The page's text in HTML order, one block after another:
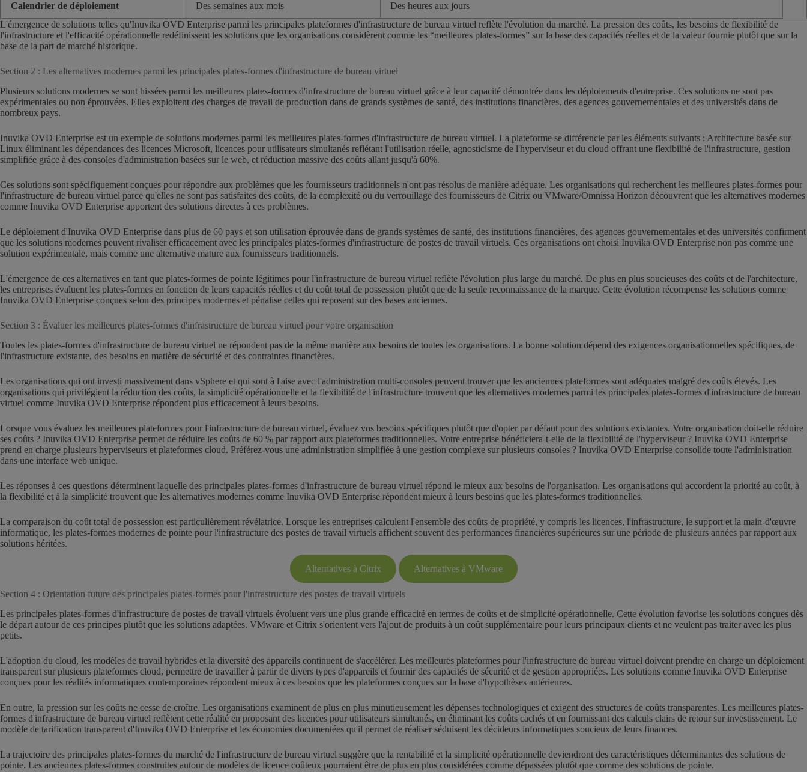
Calendrier de déploiement Des semaines aux mois
Des heures aux jours
L'émergence de solutions telles qu'Inuvika OVD Enterprise parmi les principales plateformes d'infrastructure de bureau virtuel reflète l'évolution du marché. La pression des coûts, les besoins de flexibilité de
l'infrastructure et l'efficacité opérationnelle redéfinissent les solutions que les organisations considèrent comme les “meilleures plates-formes” sur la base des capacités réelles et de la valeur fournie plutôt que sur la
base de la part de marché historique.
Section 2 : Les alternatives modernes parmi les principales plates-formes d'infrastructure de bureau virtuel
Plusieurs solutions modernes se sont hissées parmi les meilleures plates-formes d'infrastructure de bureau virtuel grâce à leur capacité démontrée dans les déploiements d'entreprise. Ces solutions ne sont pas
expérimentales ou non éprouvées. Elles exploitent des charges de travail de production dans de grands systèmes de santé, des institutions financières, des agences gouvernementales et des universités dans de
nombreux pays.
Inuvika OVD Enterprise est un exemple de solutions modernes parmi les meilleures plates-formes d'infrastructure de bureau virtuel. La plateforme se différencie par les éléments suivants : Architecture basée sur
Linux éliminant les dépendances des licences Microsoft, licences pour utilisateurs simultanés reflétant l'utilisation réelle, agnosticisme de l'hyperviseur et du cloud offrant une flexibilité de l'infrastructure, gestion
simplifiée grâce à des consoles d'administration basées sur le web, et réduction massive des coûts allant jusqu'à 60%.
Ces solutions sont spécifiquement conçues pour répondre aux problèmes que les fournisseurs traditionnels n'ont pas résolus de manière adéquate. Les organisations qui recherchent les meilleures plates-formes pour
l'infrastructure de bureau virtuel parce qu'elles ne sont pas satisfaites des coûts, de la complexité ou du verrouillage des fournisseurs de Citrix ou VMware/Omnissa Horizon découvrent que les alternatives modernes
comme Inuvika OVD Enterprise apportent des solutions directes à ces problèmes.
Le déploiement d'Inuvika OVD Enterprise dans plus de 60 pays et son utilisation éprouvée dans de grands systèmes de santé, des institutions financières, des agences gouvernementales et des universités confirment
que les solutions modernes peuvent rivaliser efficacement avec les principales plates-formes d'infrastructure de postes de travail virtuels. Ces organisations ont choisi Inuvika OVD Enterprise non pas comme une
solution expérimentale, mais comme une alternative mature aux fournisseurs traditionnels.
L'émergence de ces alternatives en tant que plates-formes de pointe légitimes pour l'infrastructure de bureau virtuel reflète l'évolution plus large du marché. De plus en plus soucieuses des coûts et de l'architecture,
les entreprises évaluent les plates-formes en fonction de leurs capacités réelles et du coût total de possession plutôt que de la seule reconnaissance de la marque. Cette évolution récompense les solutions comme
Inuvika OVD Enterprise conçues selon des principes modernes et pénalise celles qui reposent sur des bases anciennes.
Section 3 : Évaluer les meilleures plates-formes d'infrastructure de bureau virtuel pour votre organisation
Toutes les plates-formes d'infrastructure de bureau virtuel ne répondent pas de la même manière aux besoins de toutes les organisations. La bonne solution dépend des exigences organisationnelles spécifiques, de
l'infrastructure existante, des besoins en matière de sécurité et des contraintes financières.
Les organisations qui ont investi massivement dans vSphere et qui sont à l'aise avec l'administration multi-consoles peuvent trouver que les anciennes plateformes sont adéquates malgré des coûts élevés. Les
organisations qui privilégient la réduction des coûts, la simplicité opérationnelle et la flexibilité de l'infrastructure trouvent que les alternatives modernes parmi les principales plates-formes d'infrastructure de bureau
virtuel comme Inuvika OVD Enterprise répondent plus efficacement à leurs besoins.
Lorsque vous évaluez les meilleures plateformes pour l'infrastructure de bureau virtuel, évaluez vos besoins spécifiques plutôt que d'opter par défaut pour des solutions existantes. Votre organisation doit-elle réduire
ses coûts ? Inuvika OVD Enterprise permet de réduire les coûts de 60 % par rapport aux plateformes traditionnelles. Votre entreprise bénéficiera-t-elle de la flexibilité de l'hyperviseur ? Inuvika OVD Enterprise
prend en charge plusieurs hyperviseurs et plateformes cloud. Préférez-vous une administration simplifiée à une gestion complexe sur plusieurs consoles ? Inuvika OVD Enterprise consolide toute l'administration
dans une interface web unique.
Les réponses à ces questions déterminent laquelle des principales plates-formes d'infrastructure de bureau virtuel répond le mieux aux besoins de l'organisation. Les organisations qui accordent la priorité au coût, à
la flexibilité et à la simplicité trouvent que les alternatives modernes comme Inuvika OVD Enterprise répondent mieux à leurs besoins que les plates-formes traditionnelles.
La comparaison du coût total de possession est particulièrement révélatrice. Lorsque les entreprises calculent l'ensemble des coûts de propriété, y compris les licences, l'infrastructure, le support et la main-d'œuvre
informatique, les plates-formes modernes de pointe pour l'infrastructure des postes de travail virtuels affichent souvent des performances financières supérieures sur une période de plusieurs années par rapport aux
solutions héritées.
Alternatives à Citrix Alternatives à VMware
Section 4 : Orientation future des principales plates-formes pour l'infrastructure des postes de travail virtuels
Les principales plates-formes d'infrastructure de postes de travail virtuels évoluent vers une plus grande efficacité en termes de coûts et de simplicité opérationnelle. Cette évolution favorise les solutions conçues dès
le départ autour de ces principes plutôt que les solutions adaptées. VMware et Citrix s'orientent vers l'ajout de produits à un coût supplémentaire pour leurs principaux clients et ne veulent pas traiter avec les plus
petits.
L'adoption du cloud, les modèles de travail hybrides et la diversité des appareils continuent de s'accélérer. Les meilleures plateformes pour l'infrastructure de bureau virtuel doivent prendre en charge un déploiement
transparent sur plusieurs plateformes cloud, permettre de travailler à partir de divers types d'appareils et fournir des capacités de sécurité et de gestion appropriées. Les solutions comme Inuvika OVD Enterprise
conçues pour les réalités informatiques contemporaines répondent mieux à ces besoins que les plateformes conçues sur la base d'hypothèses antérieures.
En outre, la pression sur les coûts ne cesse de croître. Les organisations examinent de plus en plus minutieusement les dépenses technologiques et exigent des structures de coûts transparentes. Les meilleures plates-
formes d'infrastructure de bureau virtuel reflètent cette réalité en proposant des licences pour utilisateurs simultanés, en éliminant les coûts cachés et en fournissant des calculs clairs de retour sur investissement. Le
modèle de tarification transparent d'Inuvika OVD Enterprise et les économies documentées qu'il permet de réaliser séduisent les décideurs informatiques soucieux de leurs finances.
La trajectoire des principales plates-formes du marché de l'infrastructure de bureau virtuel suggère que la rentabilité et la simplicité opérationnelle deviendront des caractéristiques déterminantes des solutions de
pointe. Les anciennes plates-formes construites autour de modèles de licence coûteux pourraient être de plus en plus considérées comme dépassées plutôt que comme des solutions de pointe.